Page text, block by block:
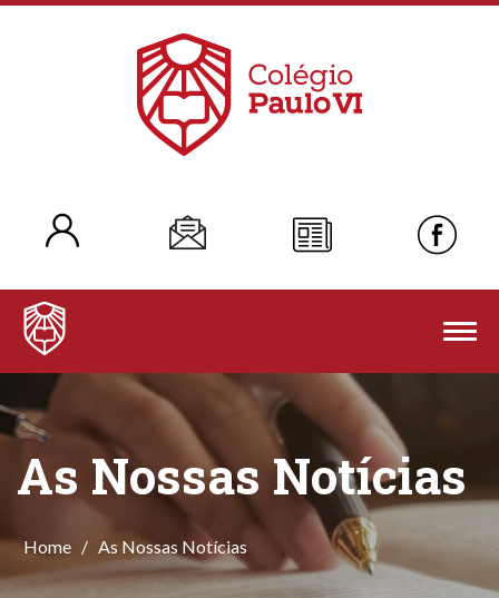
As Nossas Notícias
Home / As Nossas Notícias